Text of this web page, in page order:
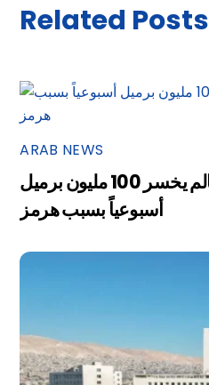
Related Posts
ARAB NEWS
رئيس “أرامكو”: العالم يخسر 100 مليون برميل
أسبوعياً بسبب هرمز